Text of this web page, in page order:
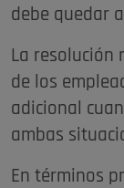
debe quedar
La resolución
de los
adicional
ambas
En términos